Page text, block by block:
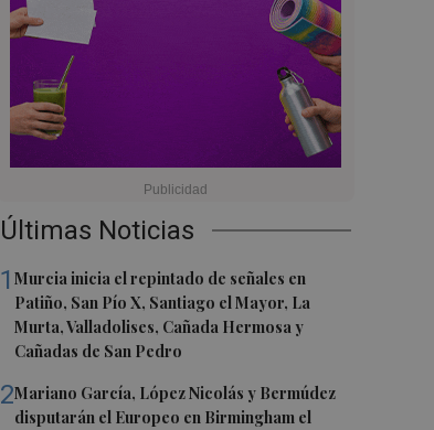
Últimas Noticias
1Murcia inicia el repintado de señales en
Patiño, San Pío X, Santiago el Mayor, La
Murta, Valladolises, Cañada Hermosa y
Cañadas de San Pedro
2Mariano García, López Nicolás y Bermúdez
disputarán el Europeo en Birmingham el